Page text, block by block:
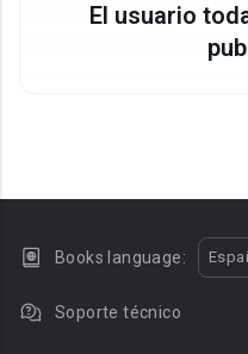
El usuario
Books language:
Soporte técnico